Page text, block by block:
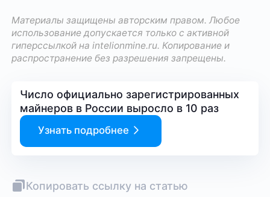
Материалы защищены авторским правом. Любое
использование допускается только с активной
гиперссылкой наintelionmine.ru. Копирование и
распространение без разрешения запрещены.
Число официально зарегистрированных
майнеров в России выросло в 10 раз
Узнать подробнее
Копировать ссылку на статью